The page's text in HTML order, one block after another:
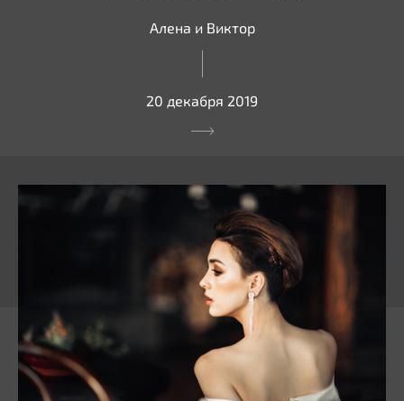
Алена и Виктор
20 декабря 2019